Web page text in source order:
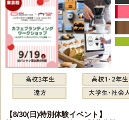
【8/30(日)特別体験イベント】